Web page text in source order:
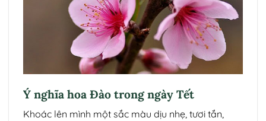
Ý nghĩa hoa Đào trong ngày Tết
Khoác lên mình một sắc màu dịu nhẹ, tươi tắn,